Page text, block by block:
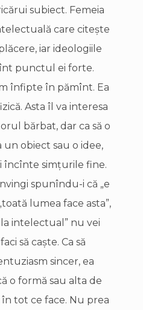
subiect. Femeia
care citeşte
iar ideologiile
punctul ei forte.
înfipte în pămînt. Ea
Asta îl va interesa
bărbat, dar ca să o
un obiect sau o idee,
încînte simţurile fine.
spunîndu-i că „e
lumea face asta”,
intelectual” nu vei
să caşte. Ca să
sincer, ea
o formă sau alta de
tot ce face. Nu prea